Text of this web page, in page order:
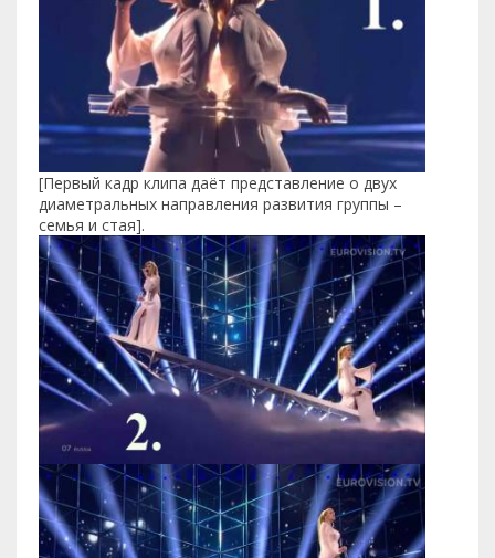
[Первый кадр клипа даёт представление о двух
диаметральных направления развития группы –
семья и стая].